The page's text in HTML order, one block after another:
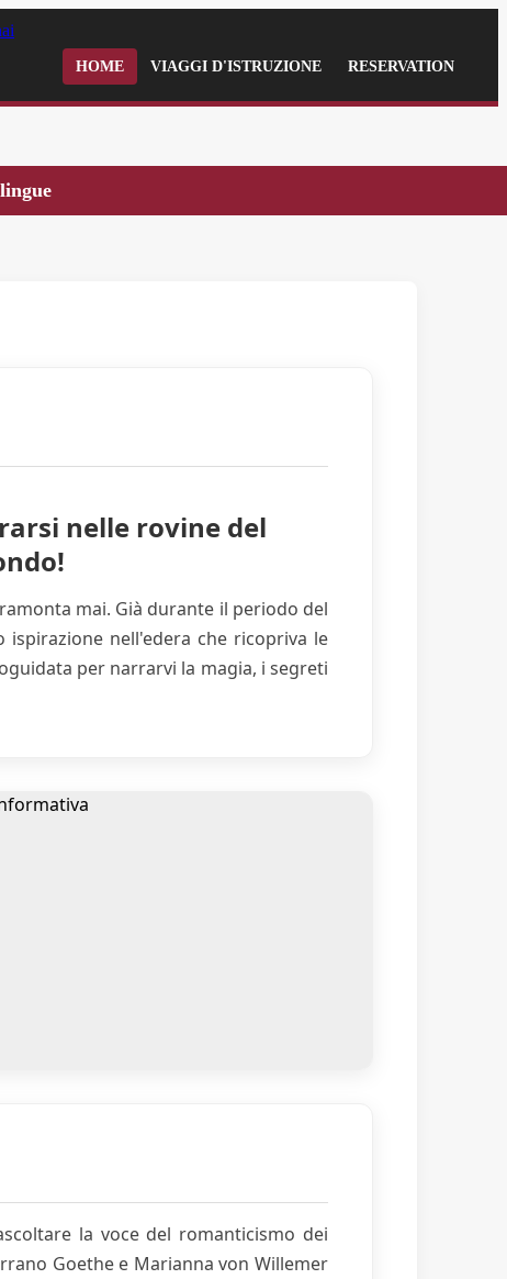
HOME VIAGGI D'ISTRUZIONE RESERVATION
nelle rovine del
mai. Già durante il periodo del
nell'edera che ricopriva le
per narrarvi la magia, i segreti
la voce del romanticismo dei
Goethe e Marianna von Willemer